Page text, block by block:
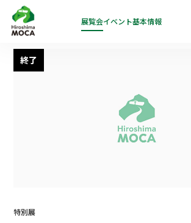
展覧会イベント基本情報
終了
特別展